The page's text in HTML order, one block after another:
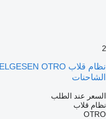
2
الشاحنات
السعر عند الطلب
نظام قلاب
OTRO